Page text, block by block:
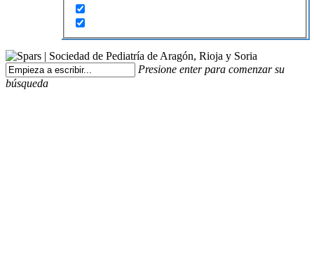
Presione enter para comenzar su
búsqueda